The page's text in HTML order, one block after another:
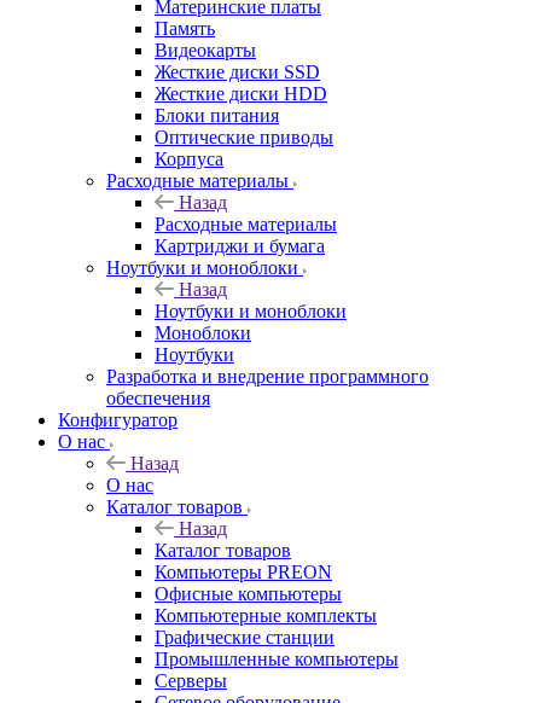
Материнские платы
Память
Видеокарты
Жесткие диски SSD
Жесткие диски HDD
Блоки питания
Оптические приводы
Корпуса
Расходные материалы
Назад
Расходные материалы
Картриджи и бумага
Ноутбуки и моноблоки
Назад
Ноутбуки и моноблоки
Моноблоки
Ноутбуки
Разработка и внедрение программного
обеспечения
Конфигуратор
О нас
Назад
О нас
Каталог товаров
Назад
Каталог товаров
Компьютеры PREON
Офисные компьютеры
Компьютерные комплекты
Графические станции
Промышленные компьютеры
Серверы